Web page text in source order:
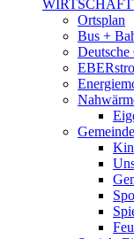
Ortsplan
Bus +
Deutsche